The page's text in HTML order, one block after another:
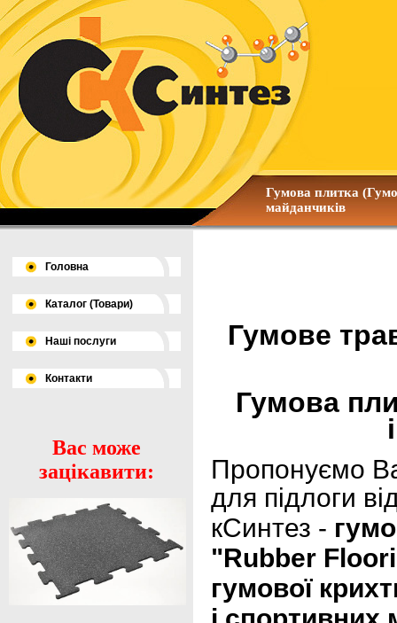
Гумова плитка
майданчиків
Головна
Каталог (Товари)
Наші послуги
Контакти
Вас може
зацікавити:
Гумове
Гумова
Пропонуємо
для підлоги
кСинтез -
"Ru bber
гумової